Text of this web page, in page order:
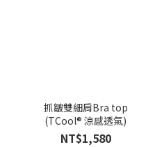
抓皺雙細肩Bra top
(TCool® 涼感透氣)
NT$1,580